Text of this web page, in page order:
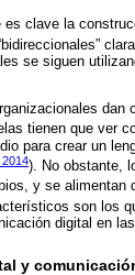
es clave la
se siguen
dan
tienen que ver
para crear un
). No obstante,
y se alimentan
son los
digital en
y